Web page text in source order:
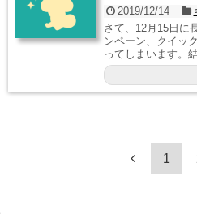
2019/12/14
さて、12月15日に
ンペーン、クイッ
ってしまいます。
1